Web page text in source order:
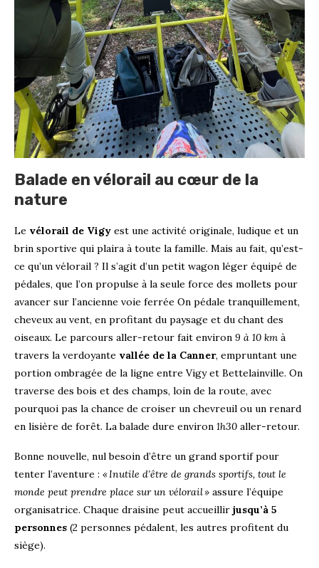
Balade en vélorail au cœur de la
nature
Le vélorail de Vigy est une activité originale, ludique et un
brin sportive qui plaira à toute la famille. Mais au fait, qu’est-
ce qu’un vélorail ? Il s’agit d’un petit wagon léger équipé de
pédales, que l’on propulse à la seule force des mollets pour
avancer sur l’ancienne voie ferrée On pédale tranquillement,
cheveux au vent, en profitant du paysage et du chant des
oiseaux. Le parcours aller-retour fait environ 9 à 10 km à
travers la verdoyante vallée de la Canner, empruntant une
portion ombragée de la ligne entre Vigy et Bettelainville. On
traverse des bois et des champs, loin de la route, avec
pourquoi pas la chance de croiser un chevreuil ou un renard
en lisière de forêt. La balade dure environ 1h30 aller-retour.
Bonne nouvelle, nul besoin d’être un grand sportif pour
tenter l’aventure : « Inutile d’être de grands sportifs, tout le
monde peut prendre place sur un vélorail » assure l’équipe
organisatrice. Chaque draisine peut accueillir jusqu’à 5
personnes (2 personnes pédalent, les autres profitent du
siège).